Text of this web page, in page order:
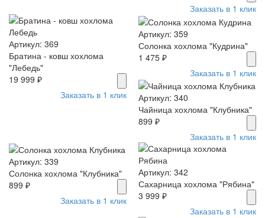
Заказать в 1 клик
Артикул: 369
Братина - ковш хохлома
"Лебедь"
19 999 ₽
Заказать в 1 клик
Артикул: 359
Солонка хохлома "Кудрина"
1 475 ₽
Заказать в 1 клик
Артикул: 340
Чайница хохлома "Клубника"
899 ₽
Заказать в 1 клик
Артикул: 339
Солонка хохлома "Клубника"
899 ₽
Заказать в 1 клик
Артикул: 342
Сахарница хохлома "Рябина"
3 999 ₽
Заказать в 1 клик